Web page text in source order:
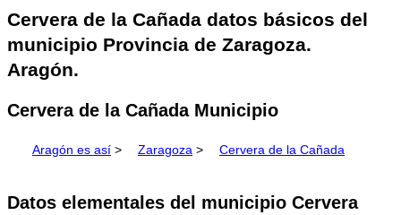
Cervera de la Cañada datos básicos del
municipio Provincia de Zaragoza.
Aragón.
Cervera de la Cañada Municipio
Aragón es así > Zaragoza > Cervera de la Cañada
Datos elementales del municipio Cervera